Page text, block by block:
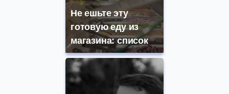
Не ешьте эту
готовую еду из
магазина: список